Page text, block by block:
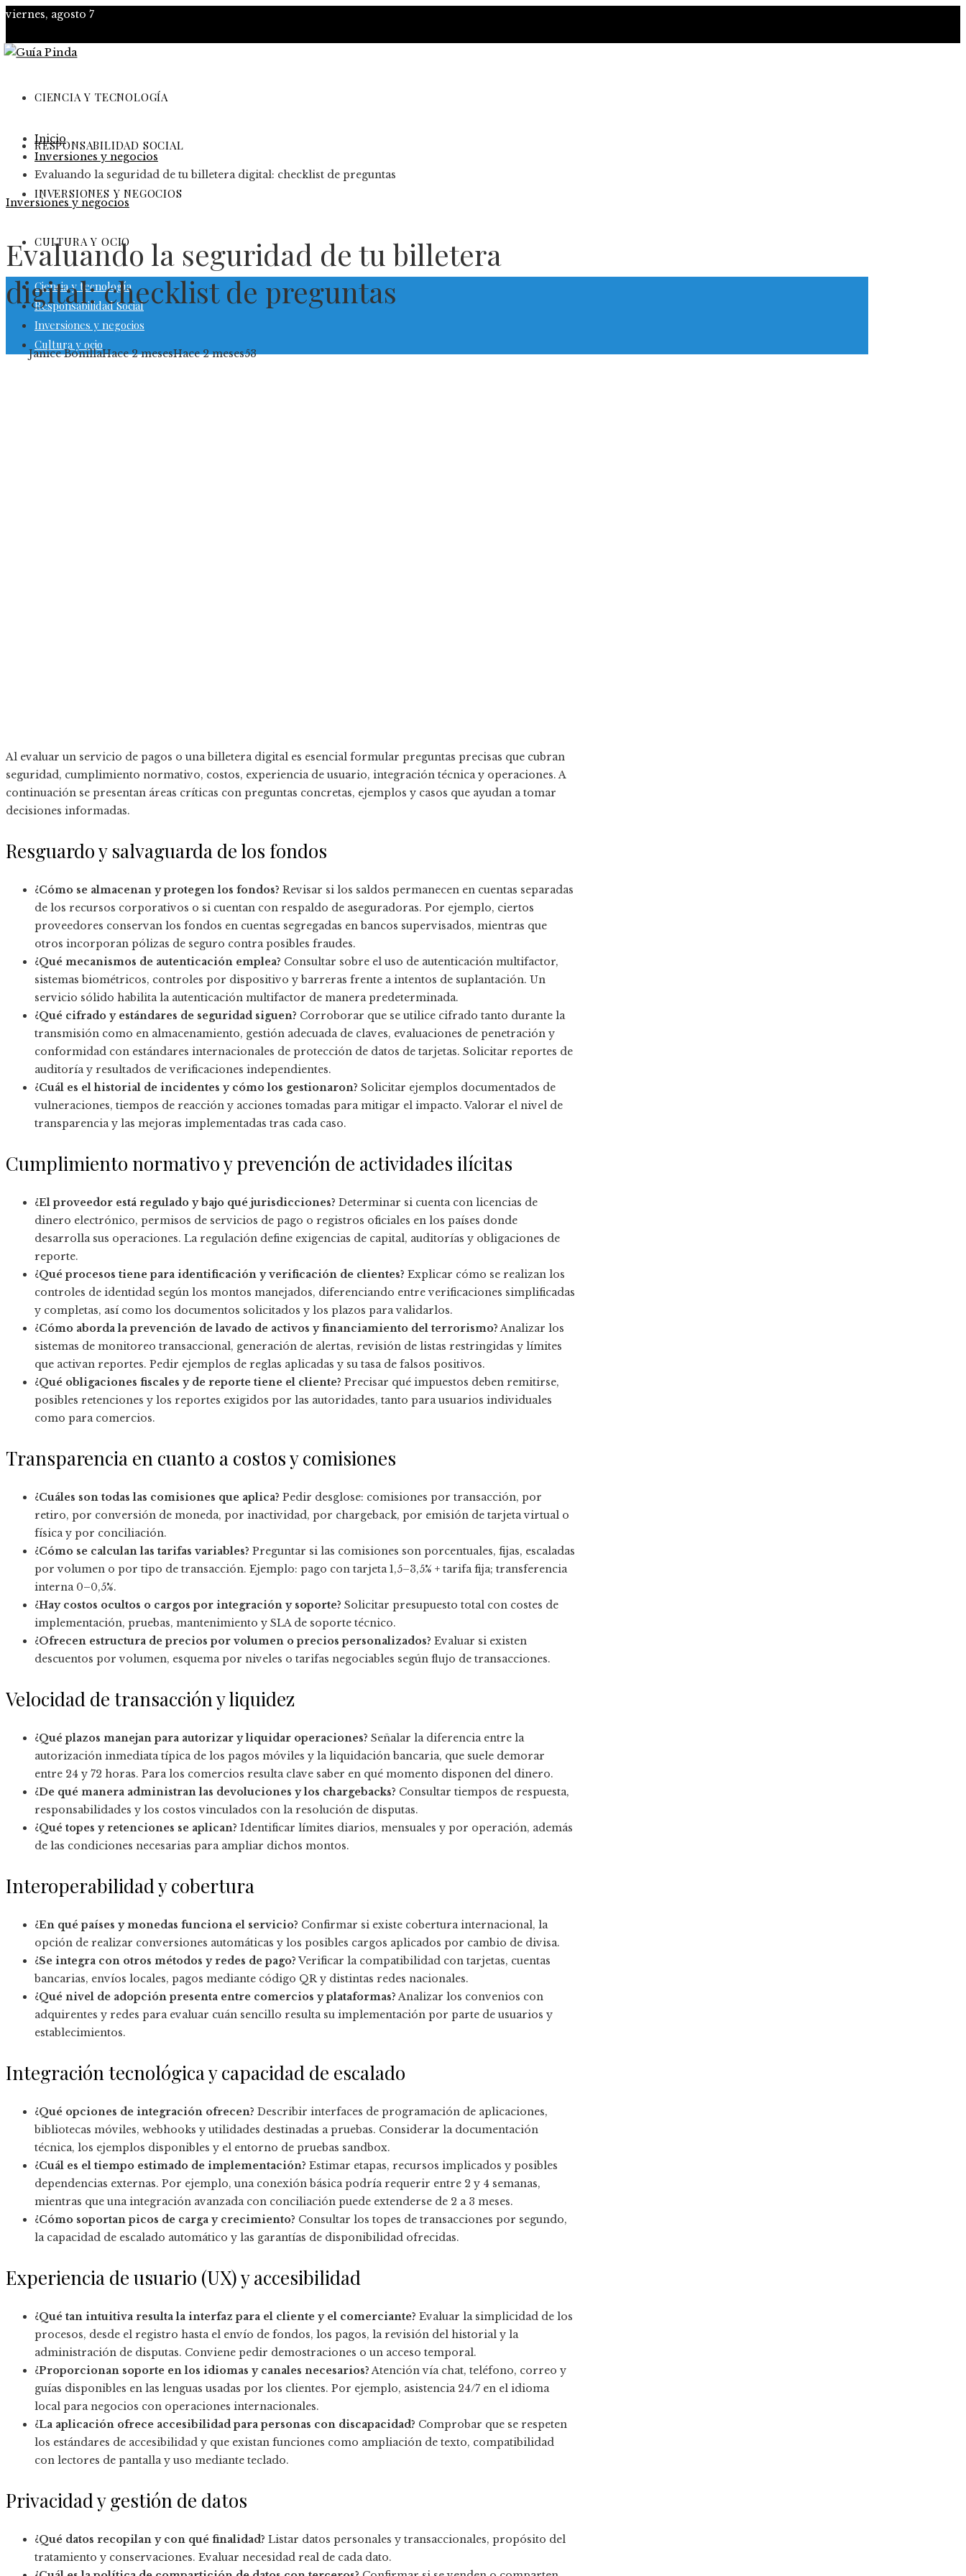
viernes, agosto 7
CIENCIA Y TECNOLOGÍA
RESPONSABILIDAD SOCIAL
INVERSIONES Y NEGOCIOS
CULTURA Y OCIO
Ciencia y tecnología
Responsabilidad Social
Inversiones y negocios
Cultura y ocio
Inicio
Inversiones y negocios
Evaluando la seguridad de tu billetera digital: checklist de preguntas
Inversiones y negocios
Evaluando la seguridad de tu billetera
digital: checklist de preguntas
Janice BonillaHace 2 mesesHace 2 meses53
Al evaluar un servicio de pagos o una billetera digital es esencial formular preguntas precisas que cubran
seguridad, cumplimiento normativo, costos, experiencia de usuario, integración técnica y operaciones. A
continuación se presentan áreas críticas con preguntas concretas, ejemplos y casos que ayudan a tomar
decisiones informadas.
Resguardo y salvaguarda de los fondos
¿Cómo se almacenan y protegen los fondos? Revisar si los saldos permanecen en cuentas separadas
de los recursos corporativos o si cuentan con respaldo de aseguradoras. Por ejemplo, ciertos
proveedores conservan los fondos en cuentas segregadas en bancos supervisados, mientras que
otros incorporan pólizas de seguro contra posibles fraudes.
¿Qué mecanismos de autenticación emplea? Consultar sobre el uso de autenticación multifactor,
sistemas biométricos, controles por dispositivo y barreras frente a intentos de suplantación. Un
servicio sólido habilita la autenticación multifactor de manera predeterminada.
¿Qué cifrado y estándares de seguridad siguen? Corroborar que se utilice cifrado tanto durante la
transmisión como en almacenamiento, gestión adecuada de claves, evaluaciones de penetración y
conformidad con estándares internacionales de protección de datos de tarjetas. Solicitar reportes de
auditoría y resultados de verificaciones independientes.
¿Cuál es el historial de incidentes y cómo los gestionaron? Solicitar ejemplos documentados de
vulneraciones, tiempos de reacción y acciones tomadas para mitigar el impacto. Valorar el nivel de
transparencia y las mejoras implementadas tras cada caso.
Cumplimiento normativo y prevención de actividades ilícitas
¿El proveedor está regulado y bajo qué jurisdicciones? Determinar si cuenta con licencias de
dinero electrónico, permisos de servicios de pago o registros oficiales en los países donde
desarrolla sus operaciones. La regulación define exigencias de capital, auditorías y obligaciones de
reporte.
¿Qué procesos tiene para identificación y verificación de clientes? Explicar cómo se realizan los
controles de identidad según los montos manejados, diferenciando entre verificaciones simplificadas
y completas, así como los documentos solicitados y los plazos para validarlos.
¿Cómo aborda la prevención de lavado de activos y financiamiento del terrorismo?Analizar los
sistemas de monitoreo transaccional, generación de alertas, revisión de listas restringidas y límites
que activan reportes. Pedir ejemplos de reglas aplicadas y su tasa de falsos positivos.
¿Qué obligaciones fiscales y de reporte tiene el cliente? Precisar qué impuestos deben remitirse,
posibles retenciones y los reportes exigidos por las autoridades, tanto para usuarios individuales
como para comercios.
Transparencia en cuanto a costos y comisiones
¿Cuáles son todas las comisiones que aplica? Pedir desglose: comisiones por transacción, por
retiro, por conversión de moneda, por inactividad, por chargeback, por emisión de tarjeta virtual o
física y por conciliación.
¿Cómo se calculan las tarifas variables? Preguntar si las comisiones son porcentuales, fijas, escaladas
por volumen o por tipo de transacción. Ejemplo: pago con tarjeta 1,5–3,5% + tarifa fija; transferencia
interna 0–0,5%.
¿Hay costos ocultos o cargos por integración y soporte? Solicitar presupuesto total con costes de
implementación, pruebas, mantenimiento y SLA de soporte técnico.
¿Ofrecen estructura de precios por volumen o precios personalizados? Evaluar si existen
descuentos por volumen, esquema por niveles o tarifas negociables según flujo de transacciones.
Velocidad de transacción y liquidez
¿Qué plazos manejan para autorizar y liquidar operaciones? Señalar la diferencia entre la
autorización inmediata típica de los pagos móviles y la liquidación bancaria, que suele demorar
entre 24 y 72 horas. Para los comercios resulta clave saber en qué momento disponen del dinero.
¿De qué manera administran las devoluciones y los chargebacks? Consultar tiempos de respuesta,
responsabilidades y los costos vinculados con la resolución de disputas.
¿Qué topes y retenciones se aplican? Identificar límites diarios, mensuales y por operación, además
de las condiciones necesarias para ampliar dichos montos.
Interoperabilidad y cobertura
¿En qué países y monedas funciona el servicio? Confirmar si existe cobertura internacional, la
opción de realizar conversiones automáticas y los posibles cargos aplicados por cambio de divisa.
¿Se integra con otros métodos y redes de pago?Verificar la compatibilidad con tarjetas, cuentas
bancarias, envíos locales, pagos mediante código QR y distintas redes nacionales.
¿Qué nivel de adopción presenta entre comercios y plataformas?Analizar los convenios con
adquirentes y redes para evaluar cuán sencillo resulta su implementación por parte de usuarios y
establecimientos.
Integración tecnológica y capacidad de escalado
¿Qué opciones de integración ofrecen? Describir interfaces de programación de aplicaciones,
bibliotecas móviles, webhooks y utilidades destinadas a pruebas. Considerar la documentación
técnica, los ejemplos disponibles y el entorno de pruebas sandbox.
¿Cuál es el tiempo estimado de implementación? Estimar etapas, recursos implicados y posibles
dependencias externas. Por ejemplo, una conexión básica podría requerir entre 2 y 4 semanas,
mientras que una integración avanzada con conciliación puede extenderse de 2 a 3 meses.
¿Cómo soportan picos de carga y crecimiento? Consultar los topes de transacciones por segundo,
la capacidad de escalado automático y las garantías de disponibilidad ofrecidas.
Experiencia de usuario (UX) y accesibilidad
¿Qué tan intuitiva resulta la interfaz para el cliente y el comerciante? Evaluar la simplicidad de los
procesos, desde el registro hasta el envío de fondos, los pagos, la revisión del historial y la
administración de disputas. Conviene pedir demostraciones o un acceso temporal.
¿Proporcionan soporte en los idiomas y canales necesarios?Atención vía chat, teléfono, correo y
guías disponibles en las lenguas usadas por los clientes. Por ejemplo, asistencia 24/7 en el idioma
local para negocios con operaciones internacionales.
¿La aplicación ofrece accesibilidad para personas con discapacidad? Comprobar que se respeten
los estándares de accesibilidad y que existan funciones como ampliación de texto, compatibilidad
con lectores de pantalla y uso mediante teclado.
Privacidad y gestión de datos
¿Qué datos recopilan y con qué finalidad? Listar datos personales y transaccionales, propósito del
tratamiento y conservaciones. Evaluar necesidad real de cada dato.